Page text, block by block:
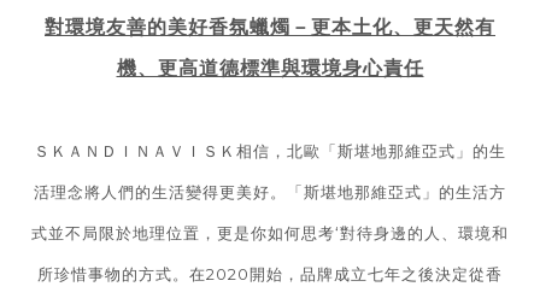
對環境友善的美好香氛蠟燭－更本土化、更天然有
機、更高道德標準與環境身心責任
ＳＫＡＮＤＩＮＡＶＩＳＫ相信，北歐「斯堪地那維亞式」的生
活理念將人們的生活變得更美好。「斯堪地那維亞式」的生活方
式並不局限於地理位置，更是你如何思考‘對待身邊的人、環境和
所珍惜事物的方式。在2020開始，品牌成立七年之後決定從香